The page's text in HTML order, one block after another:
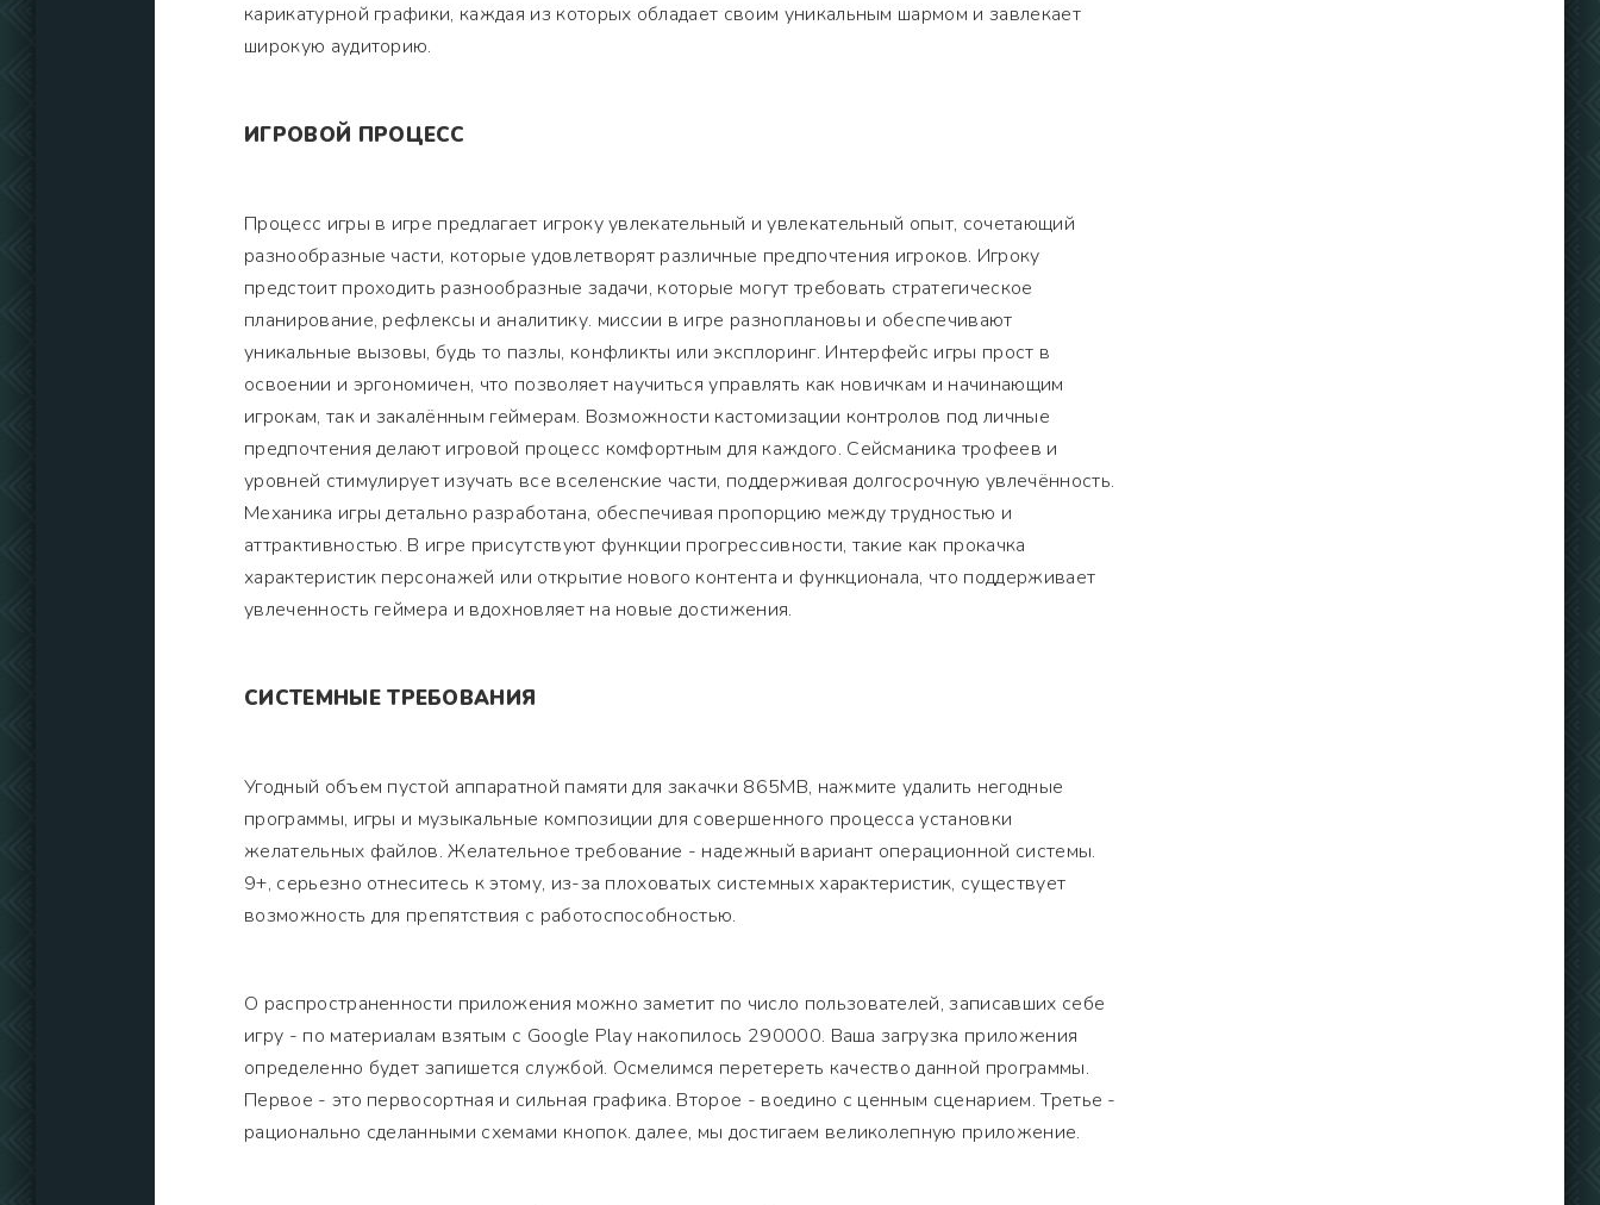
карикатурной графики, каждая из которых обладает своим уникальным шармом и завлекает
широкую аудиторию.
ИГРОВОЙ ПРОЦЕСС
Процесс игры в игре предлагает игроку увлекательный и увлекательный опыт, сочетающий
разнообразные части, которые удовлетворят различные предпочтения игроков. Игроку
предстоит проходить разнообразные задачи, которые могут требовать стратегическое
планирование, рефлексы и аналитику. миссии в игре разноплановы и обеспечивают
уникальные вызовы, будь то пазлы, конфликты или эксплоринг. Интерфейс игры прост в
освоении и эргономичен, что позволяет научиться управлять как новичкам и начинающим
игрокам, так и закалённым геймерам. Возможности кастомизации контролов под личные
предпочтения делают игровой процесс комфортным для каждого. Сейсманика трофеев и
уровней стимулирует изучать все вселенские части, поддерживая долгосрочную увлечённость.
Механика игры детально разработана, обеспечивая пропорцию между трудностью и
аттрактивностью. В игре присутствуют функции прогрессивности, такие как прокачка
характеристик персонажей или открытие нового контента и функционала, что поддерживает
увлеченность геймера и вдохновляет на новые достижения.
СИСТЕМНЫЕ ТРЕБОВАНИЯ
Угодный объем пустой аппаратной памяти для закачки 865MB, нажмите удалить негодные
программы, игры и музыкальные композиции для совершенного процесса установки
желательных файлов. Желательное требование - надежный вариант операционной системы.
9+, серьезно отнеситесь к этому, из-за плоховатых системных характеристик, существует
возможность для препятствия с работоспособностью.
О распространенности приложения можно заметит по число пользователей, записавших себе
игру - по материалам взятым с Google Play накопилось 290000. Ваша загрузка приложения
определенно будет запишется службой. Осмелимся перетереть качество данной программы.
Первое - это первосортная и сильная графика. Второе - воедино с ценным сценарием. Третье -
рационально сделанными схемами кнопок. далее, мы достигаем великолепную приложение.